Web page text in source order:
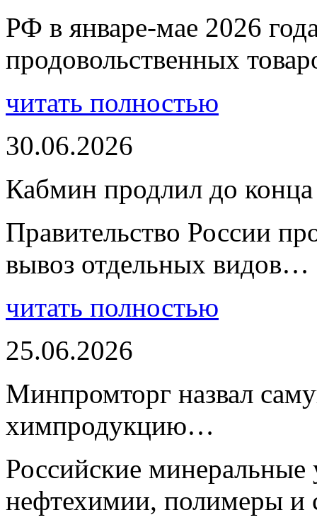
РФ в январе-мае 2026
продовольственных
читать полностью
30.06.2026
Кабмин продлил до
Правительство России
вывоз отдельных видов…
читать полностью
25.06.2026
Минпромторг назвал
химпродукцию…
Российские
нефтехимии, полимеры и